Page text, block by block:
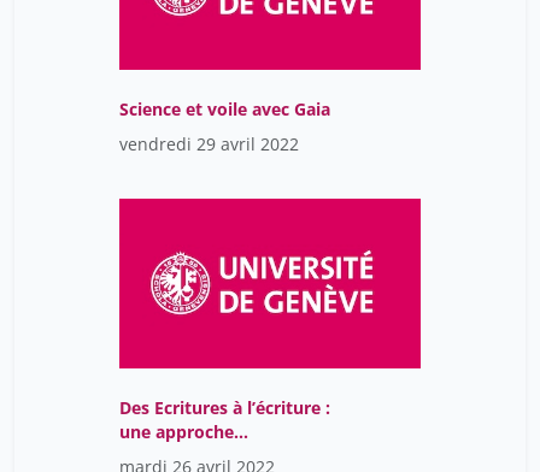
Science et voile avec Gaia
vendredi 29 avril 2022
Des Ecritures à l’écriture :
une approche
renouvelée de la
mardi 26 avril 2022